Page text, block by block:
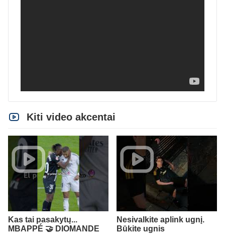
Kiti video akcentai
Kas tai pasakytų...
MBAPPÉ 🤝 DIOMANDE
Nesivalkite aplink ugnį.
Būkite ugnis